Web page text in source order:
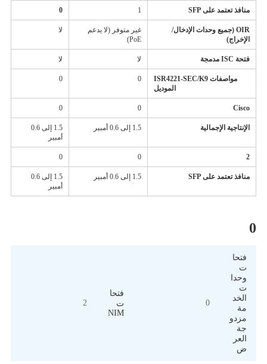
منافذ تعتمد على SFP 1
0
OIR (جميع وحدات الإدخال/
الإخراج)
غير متوفر (لا يدعم
PoE)
لا
فتحة ISC مدمجة لا لا
مواصفات ISR4221-SEC/K9
الموديل
0
0
Cisco
0
0
الإنتاجية الإجمالية 1.5 إلى 0.6 أمبير
1.5 إلى 0.6
أمبير
2
0
0
منافذ تعتمد على SFP 1.5 إلى 0.6 أمبير
1.5 إلى 0.6
أمبير
0
فتحا
ت
وحدا
ت
الخد
مة
مزدو
جة
العر
ض
0
فتحا
ت
NIM
2